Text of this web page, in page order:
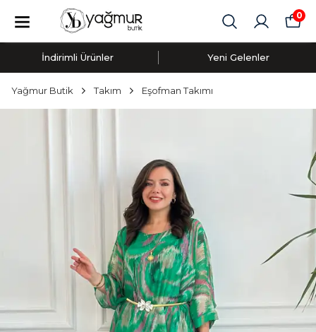
0
İndirimli Ürünler Yeni Gelenler
Yağmur Butik Takım Eşofman Takımı